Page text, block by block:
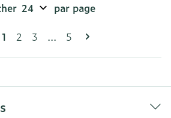
Pages
Vous lisez actuellement la page
1 Page
2 Page
3 ... Page
5
par page